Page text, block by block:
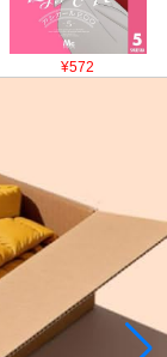
¥572